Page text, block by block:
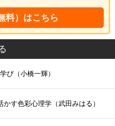
料）はこちら
び（小橋一輝）
かす色彩心理学（武田みはる）